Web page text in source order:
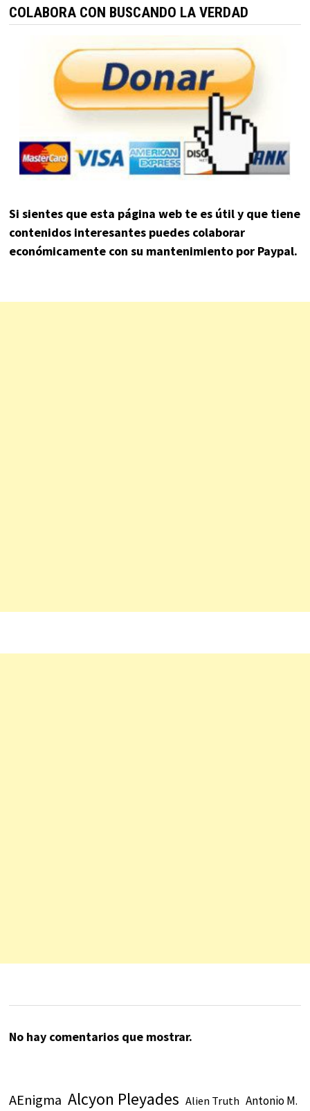
COLABORA CON BUSCANDO LA VERDAD
Si sientes que esta página web te es útil y que tiene
contenidos interesantes puedes colaborar
económicamente con su mantenimiento por Paypal.
No hay comentarios que mostrar.
AEnigma Alcyon Pleyades Alien Truth Antonio M.